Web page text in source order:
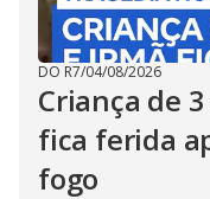
DO R7/04/08/2026
Criança de
fica ferida
fogo